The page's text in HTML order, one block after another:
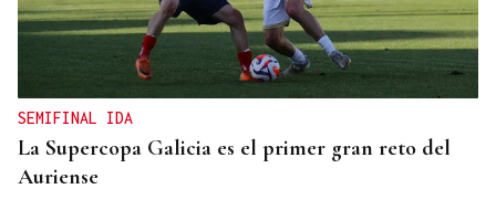
SEMIFINAL IDA
La Supercopa Galicia es el primer gran reto del
Auriense